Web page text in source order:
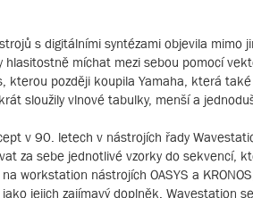
s digitálními syntézami objevila mimo
hlasitostně míchat mezi sebou pomocí
kterou později koupila Yamaha, která
sloužily vlnové tabulky, menší a
v 90. letech v nástrojích řady
za sebe jednotlivé vzorky do sekvencí,
workstation nástrojích OASYS a
jejich zajímavý doplněk. Wavestation